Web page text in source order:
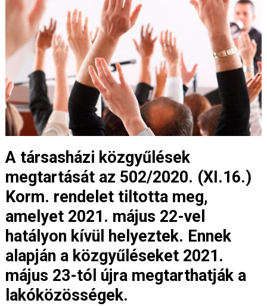
A társasházi közgyűlések
megtartását az 502/2020. (XI.16.)
Korm. rendelet tiltotta meg,
amelyet 2021. május 22-vel
hatályon kívül helyeztek. Ennek
alapján a közgyűléseket 2021.
május 23-tól újra megtarthatják a
lakóközösségek.